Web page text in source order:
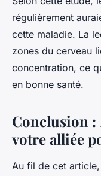
régulièrement
cette maladie. La
zones du cerveau
concentration, ce
en bonne santé.
Conclusion :
votre alliée
Au fil de cet